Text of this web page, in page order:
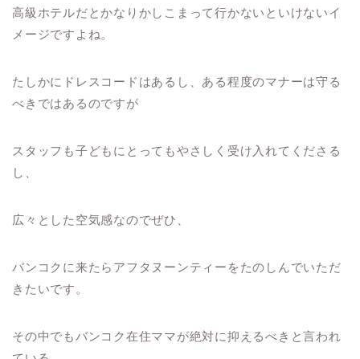
高級ホテルだとかなりかしこまって行かないといけないイ
メージですよね。
たしかにドレスコードはあるし、ある程度のマナーは守る
べきではあるのですが
スタッフも子どもにとってもやさしく受け入れてくださる
し、
広々とした空気感なのでぜひ、
バンコクに来たらアフタヌーンティーをたのしんでいただ
きたいです。
その中でもバンコク在住ママが絶対に抑えるべきと言われ